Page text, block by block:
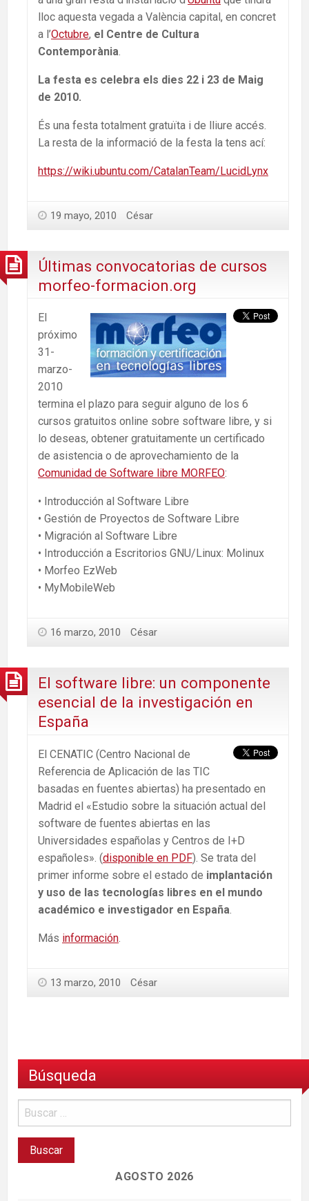
lloc aquesta vegada a València capital, en concret
a l’Octubre, el Centre de Cultura
Contemporània.
La festa es celebra els dies 22 i 23 de Maig
de 2010.
És una festa totalment gratuïta i de lliure accés.
La resta de la informació de la festa la tens ací:
https://wiki.ubuntu.com/CatalanTeam/LucidLynx
19 mayo, 2010 César
Últimas convocatorias de cursos
morfeo-formacion.org
El
próximo
31-
marzo-
2010
termina el plazo para seguir alguno de los 6
cursos gratuitos online sobre software libre, y si
lo deseas, obtener gratuitamente un certificado
de asistencia o de aprovechamiento de la
Comunidad de Software libre MORFEO:
• Introducción al Software Libre
• Gestión de Proyectos de Software Libre
• Migración al Software Libre
• Introducción a Escritorios GNU/Linux: Molinux
• Morfeo EzWeb
• MyMobileWeb
16 marzo, 2010 César
El software libre: un componente
esencial de la investigación en
España
El CENATIC (Centro Nacional de
Referencia de Aplicación de las TIC
basadas en fuentes abiertas) ha presentado en
Madrid el «Estudio sobre la situación actual del
software de fuentes abiertas en las
Universidades españolas y Centros de I+D
españoles». (disponible en PDF). Se trata del
primer informe sobre el estado de implantación
y uso de las tecnologías libres en el mundo
académico e investigador en España
Más información
13 marzo, 2010 César
Búsqueda
AGOSTO 2026